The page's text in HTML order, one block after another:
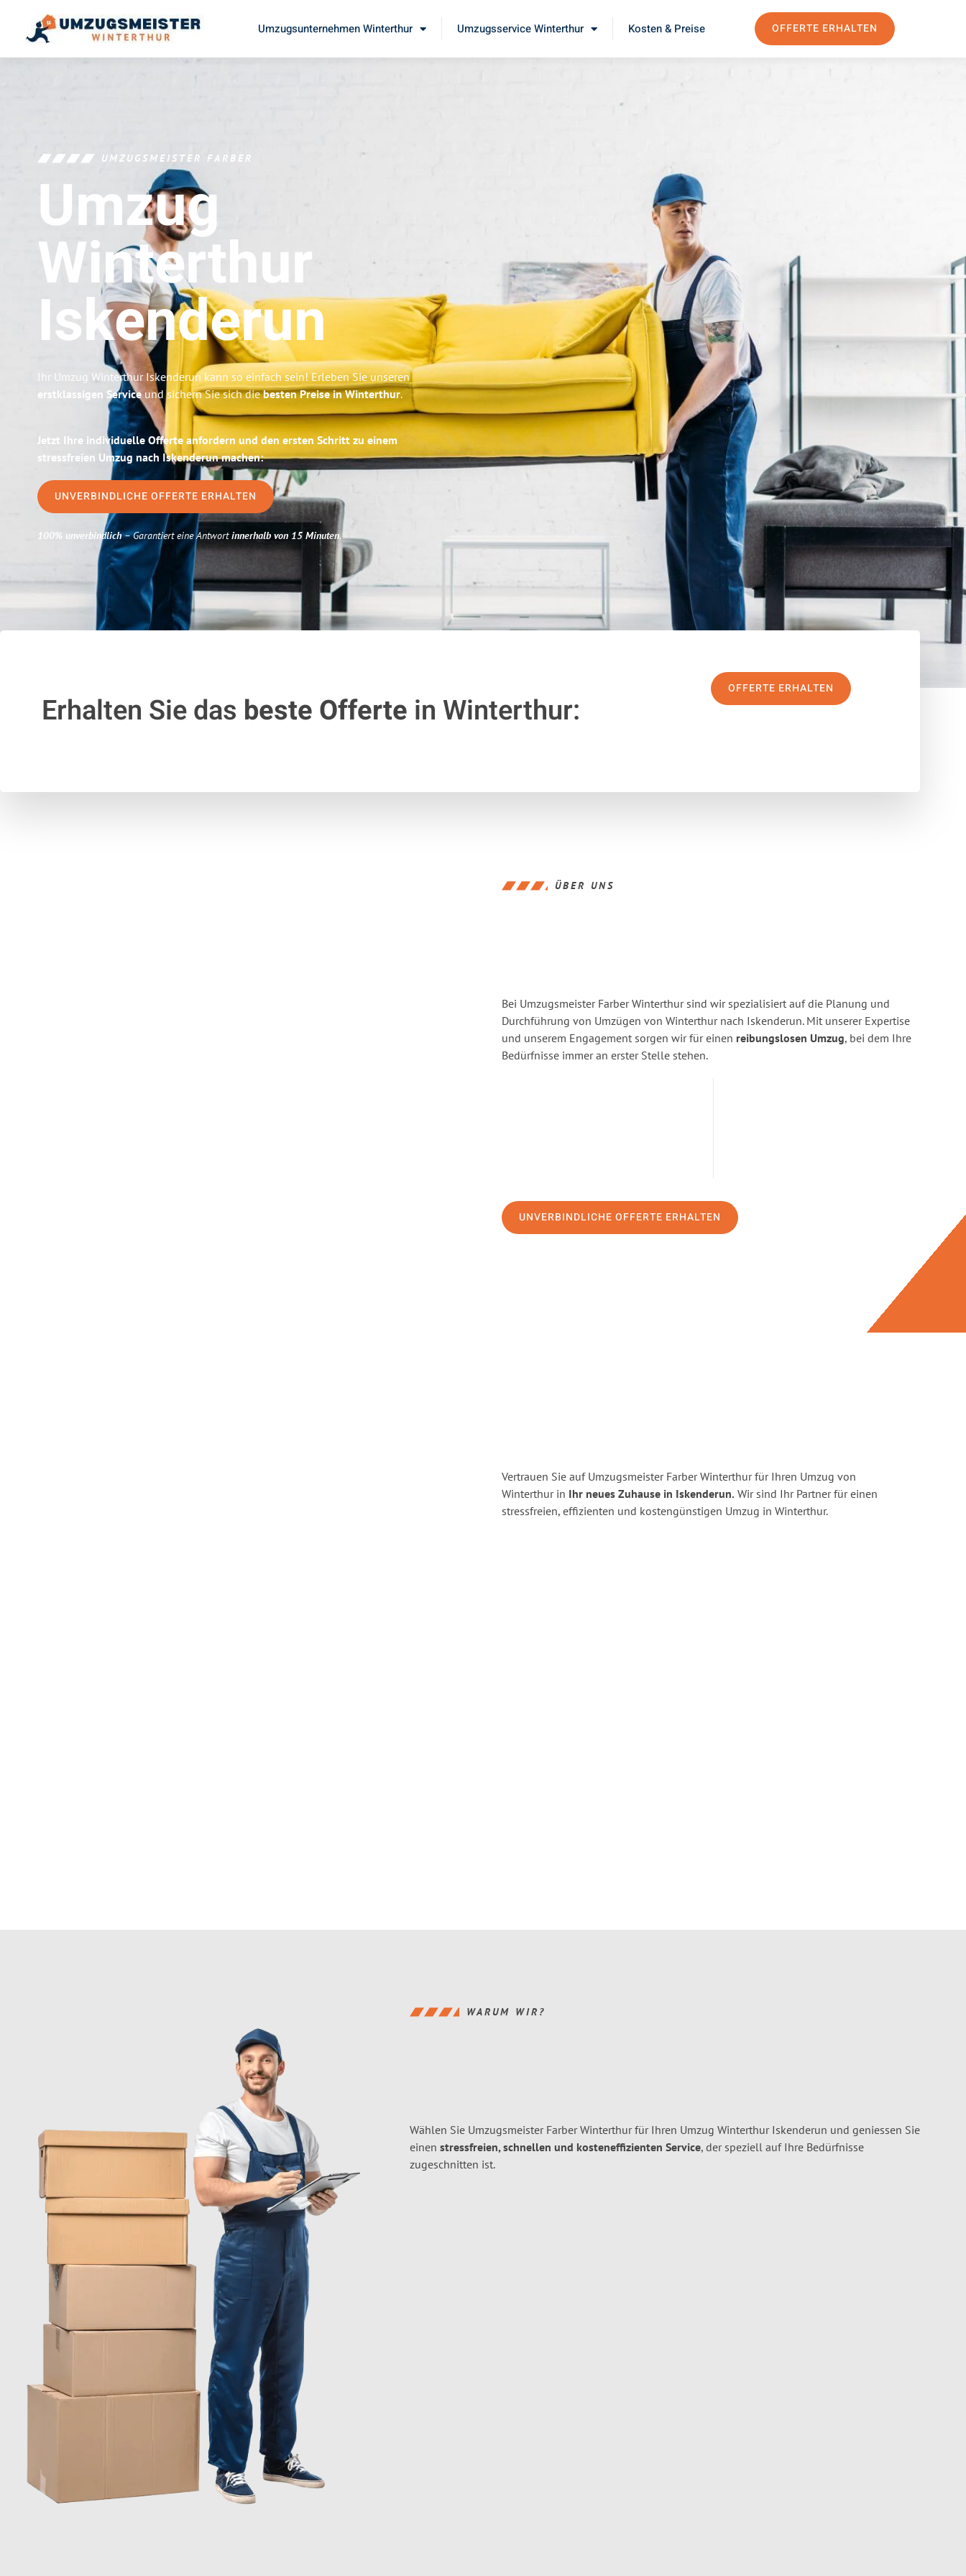
Umzugsunternehmen Winterthur Umzugsservice Winterthur Kosten & Preise OFFERTE ERHALTEN
UMZUGSMEISTER FARBER
Umzug
Winterthur
Iskenderun
Ihr Umzug Winterthur Iskenderun kann so einfach sein! Erleben Sie unseren
erstklassigen Serviceund sichern Sie sich diebesten Preise in Winterthur.
Jetzt Ihre individuelle Offerte anfordern und den ersten Schritt zu einem
stressfreien Umzug nach Iskenderun machen:
UNVERBINDLICHE OFFERTE ERHALTEN
100% unverbindlich– Garantiert eine Antwortinnerhalb von 15 Minuten.
Erhalten Sie das beste Offerte in Winterthur:
OFFERTE ERHALTEN
ÜBER UNS
Bei Umzugsmeister Farber Winterthur sind wir spezialisiert auf die Planung und
Durchführung von Umzügen von Winterthur nach Iskenderun. Mit unserer Expertise
und unserem Engagement sorgen wir für einen reibungslosen Umzug, bei dem Ihre
Bedürfnisse immer an erster Stelle stehen.
UNVERBINDLICHE OFFERTE ERHALTEN
Vertrauen Sie auf Umzugsmeister Farber Winterthur für Ihren Umzug von
Winterthur in Ihr neues Zuhause in Iskenderun. Wir sind Ihr Partner für einen
stressfreien, effizienten und kostengünstigen Umzug in Winterthur.
WARUM WIR?
Wählen Sie Umzugsmeister Farber Winterthur für Ihren Umzug Winterthur Iskenderun und geniessen Sie
einen stressfreien, schnellen und kosteneffizienten Service, der speziell auf Ihre Bedürfnisse
zugeschnitten ist.